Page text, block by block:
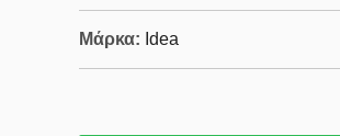
Μάρκα: Idea